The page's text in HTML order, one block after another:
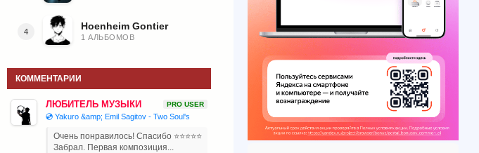
4 Hoenheim Gontier
1 АЛЬБОМОВ
КОММЕНТАРИИ
ЛЮБИТЕЛЬ МУЗЫКИ PRO USER
💿 Yakuro &amp; Emil Sagitov - Two Soul's
Очень понравилось! Спасибо ⭐⭐⭐⭐⭐
Забрал. Первая композиция...